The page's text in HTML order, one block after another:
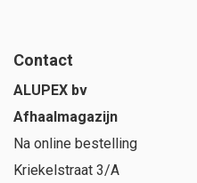
Contact
ALUPEX bv
Afhaalmagazijn
Na online bestelling
Kriekelstraat 3/A